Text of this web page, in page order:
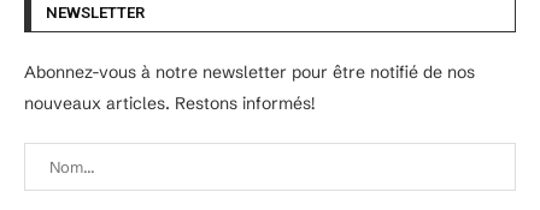
NEWSLETTER
Abonnez-vous à notre newsletter pour être notifié de nos
nouveaux articles. Restons informés!